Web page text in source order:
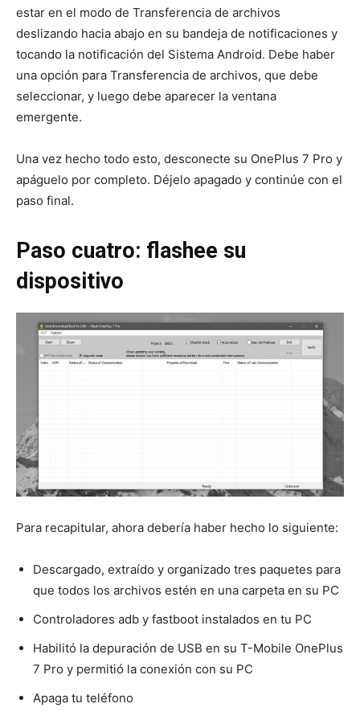
estar en el modo de Transferencia de archivos
deslizando hacia abajo en su bandeja de notificaciones y
tocando la notificación del Sistema Android. Debe haber
una opción para Transferencia de archivos, que debe
seleccionar, y luego debe aparecer la ventana
emergente.
Una vez hecho todo esto, desconecte su OnePlus 7 Pro y
apáguelo por completo. Déjelo apagado y continúe con el
paso final.
Paso cuatro: flashee su
dispositivo
Para recapitular, ahora debería haber hecho lo siguiente:
Descargado, extraído y organizado tres paquetes para
que todos los archivos estén en una carpeta en su PC
Controladores adb y fastboot instalados en tu PC
Habilitó la depuración de USB en su T-Mobile OnePlus
7 Pro y permitió la conexión con su PC
Apaga tu teléfono